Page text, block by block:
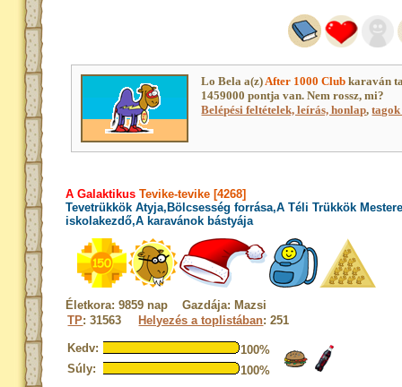
Lo Bela a(z)After 1000 Club karaván
1459000 pontja van. Nem rossz, mi?
Belépési feltételek, leírás, honlap,
A Galaktikus Tevike-tevike [4268]
Tevetrükkök Atyja,Bölcsesség forrása,A Téli Trükkök
iskolakezdő,A karavánok bástyája
Életkora: 9859 nap Gazdája: Mazsi
TP: 31563 Helyezés a toplistában: 251
Kedv:
100%
Súly:
100%